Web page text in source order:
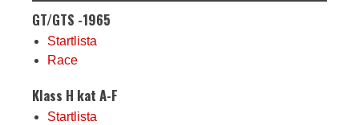
GT/GTS -1965
Startlista
Race
Klass H kat A-F
Startlista